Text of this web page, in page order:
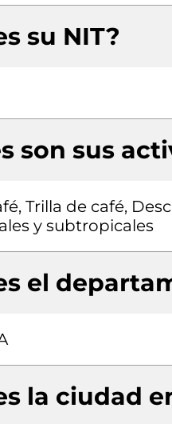
su NIT?
son sus
Trilla de café,
y subtropicales
el
la ciudad